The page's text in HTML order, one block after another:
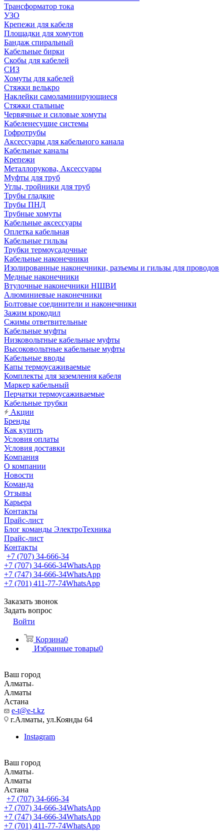
Трансформатор тока
УЗО
Крепежи для кабеля
Площадки для хомутов
Бандаж спиральный
Кабельные бирки
Cкобы для кабелей
СИЗ
Хомуты для кабелей
Стяжки велькро
Наклейки самоламинирующиеся
Стяжки стальные
Червячные и силовые хомуты
Кабеленесущие системы
Гофротрубы
Аксессуары для кабельного канала
Кабельные каналы
Крепежи
Металлорукова, Аксессуары
Муфты для труб
Углы, тройники для труб
Трубы гладкие
Трубы ПНД
Трубные хомуты
Кабельные аксессуары
Оплетка кабельная
Кабельные гильзы
Трубки термоусадочные
Кабельные наконечники
Изолированные наконечники, разъемы и гильзы для проводов
Медные наконечники
Втулочные наконечники НШВИ
Алюминиевые наконечники
Болтовые соединители и наконечники
Зажим крокодил
Сжимы ответвительные
Кабельные муфты
Низковольтные кабельные муфты
Высоковольтные кабельные муфты
Кабельные вводы
Капы термоусаживаемые
Комплекты для заземления кабеля
Маркер кабельный
Перчатки термоусаживаемые
Кабельные трубки
Акции
Бренды
Как купить
Условия оплаты
Условия доставки
Компания
О компании
Новости
Команда
Отзывы
Карьера
Контакты
Прайс-лист
Блог команды ЭлектроТехника
Прайс-лист
Контакты
+7 (707) 34-666-34
+7 (707) 34-666-34WhatsApp
+7 (747) 34-666-34WhatsApp
+7 (701) 411-77-74WhatsApp
Заказать звонок
Задать вопрос
Войти
Корзина0
Избранные товары0
Ваш город
Алматы
Алматы
Астана
e-t@e-t.kz
г.Алматы, ул.Коянды 64
Instagram
Ваш город
Алматы
Алматы
Астана
+7 (707) 34-666-34
+7 (707) 34-666-34WhatsApp
+7 (747) 34-666-34WhatsApp
+7 (701) 411-77-74WhatsApp